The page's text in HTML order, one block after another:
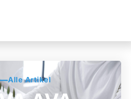
Alle Artikel